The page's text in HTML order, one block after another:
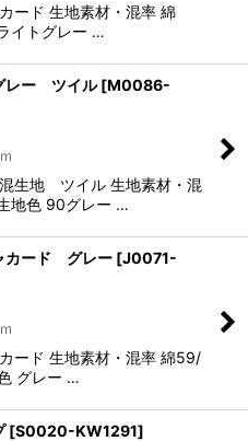
ード 生地素材・混率 綿
イトグレー …
ー ツイル [M0086-
生地 ツイル 生地素材・混
地色 90グレー …
カード グレー [J0071-
ード 生地素材・混率 綿59/
グレー …
[S0020-KW1291]